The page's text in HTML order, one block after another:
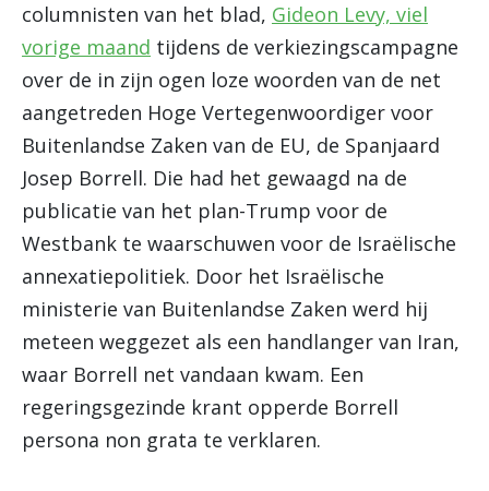
columnisten van het blad, Gideon Levy, viel
vorige maand tijdens de verkiezingscampagne
over de in zijn ogen loze woorden van de net
aangetreden Hoge Vertegenwoordiger voor
Buitenlandse Zaken van de EU, de Spanjaard
Josep Borrell. Die had het gewaagd na de
publicatie van het plan-Trump voor de
Westbank te waarschuwen voor de Israëlische
annexatiepolitiek. Door het Israëlische
ministerie van Buitenlandse Zaken werd hij
meteen weggezet als een handlanger van Iran,
waar Borrell net vandaan kwam. Een
regeringsgezinde krant opperde Borrell
persona non grata te verklaren.